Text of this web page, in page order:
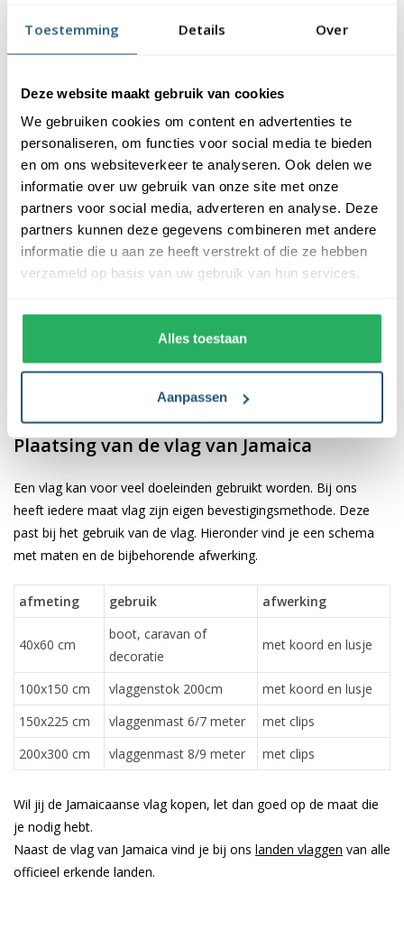
Toestemming Details Over
Deze website maakt gebruik van cookies
We gebruiken cookies om content en advertenties te
personaliseren, om functies voor social media te bieden
en om ons websiteverkeer te analyseren. Ook delen we
informatie over uw gebruik van onze site met onze
partners voor social media, adverteren en analyse. Deze
partners kunnen deze gegevens combineren met andere
informatie die u aan ze heeft verstrekt of die ze hebben
verzameld op basis van uw gebruik van hun services.
Alles toestaan
Aanpassen
afwerking, is uw-werend en kan gewassen worden op maximaal
40 graden. De vlag heeft een gemiddelde levensduur van 3 tot 6
de locatie en weersomstandigheden.
Voordelen van de Jamaicaanse vlag kopen
bij Vlaggen Unie
De Jamaicaanse vlag wordt standaard uit eigen voorraad
geleverd, wat zorgt voor een snelle levering. Ook zijn onze
vlaggen voorzien van een hoogwaardige afwerking. Ze zijn
voorzien van een sterke zoom die vastgezet is met een dubbele
✓ snelle levering uit eigen voorraad
✓ altijd de laagste prijs garantie
✓ scherpe bedrukking en heldere kleuren
Plaatsing van de vlag van Jamaica
Een vlag kan voor veel doeleinden gebruikt worden. Bij ons
heeft iedere maat vlag zijn eigen bevestigingsmethode. Deze
past bij het gebruik van de vlag. Hieronder vind je een schema
met maten en de bijbehorende afwerking.
afmeting gebruik afwerking
40x60 cm
boot, caravan of
decoratie
met koord en lusje
100x150 cm vlaggenstok 200cm
met koord en lusje
150x225 cm
vlaggenmast 6/7 meter
met clips
200x300 cm
vlaggenmast 8/9 meter met clips
Wil jij de Jamaicaanse vlag kopen, let dan goed op de maat die
je nodig hebt.
Naast de vlag van Jamaica vind je bij ons landen vlaggen van alle
officieel erkende landen.